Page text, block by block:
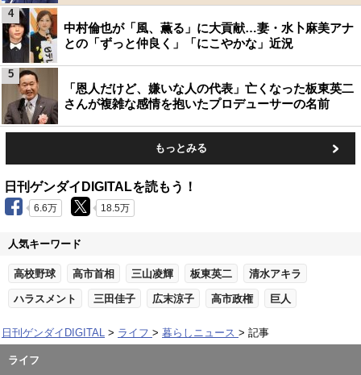
中村倫也が「風、薫る」に大貢献…妻・水卜麻美アナ
との「ずっと仲良く」「にこやかな」近況
4
「恩人だけど、嫌いな人の代表」亡くなった板東英二
さんが複雑な感情を抱いたプロデューサーの名前
5
もっとみる
日刊ゲンダイDIGITALを読もう！
6.6万 18.5万
人気キーワード
高校野球 高市首相 三山凌輝 板東英二 清水アキラ
ハラスメント 三田佳子 広末涼子 高市政権 巨人
日刊ゲンダイDIGITAL ライフ 暮らしニュース 記事
ライフ